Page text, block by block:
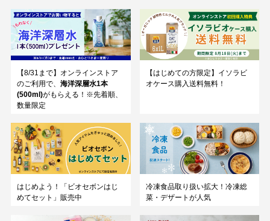
【8/31まで】オンラインストア
のご利用で、 海洋深層水1本
(500ml)がもらえる！※先着順、
数量限定
【はじめての方限定】イソラビ
オケース購入送料無料！
はじめよう！「ビオセボンはじ
めてセット」販売中
冷凍食品取り扱い拡大！冷凍総
菜・デザートが人気